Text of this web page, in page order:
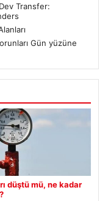
Transfer:
Gün yüzüne
düştü mü, ne kadar